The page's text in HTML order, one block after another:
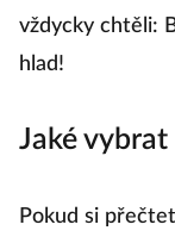
vždycky chtěli:
hlad!
Jaké
Pokud si